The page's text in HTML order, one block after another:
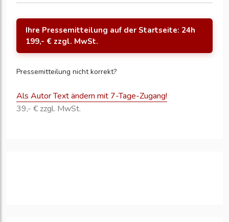
Ihre Pressemitteilung auf der Startseite: 24h
199,- € zzgl. MwSt.
Pressemitteilung nicht korrekt?
Als Autor Text ändern mit 7-Tage-Zugang!
39,- € zzgl. MwSt.